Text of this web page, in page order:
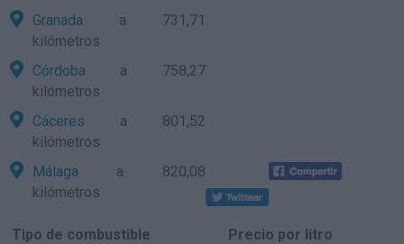
Granada a 731,71
kilómetros
Córdoba a 758,27
kilómetros
Cáceres a 801,52
kilómetros
Málaga a 820,08
kilómetros
Tipo de combustible
Precio por litro